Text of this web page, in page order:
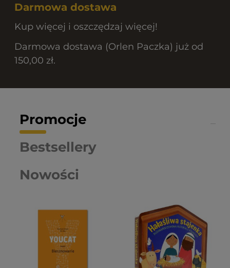
Darmowa dostawa
Kup więcej i oszczędzaj więcej!
Darmowa dostawa (Orlen Paczka) już od
150,00 zł.
Promocje
Nowości
Bestsellery